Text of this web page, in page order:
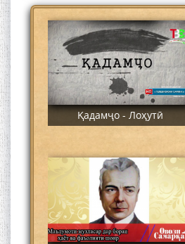
Қадамҷо - Лоҳутӣ